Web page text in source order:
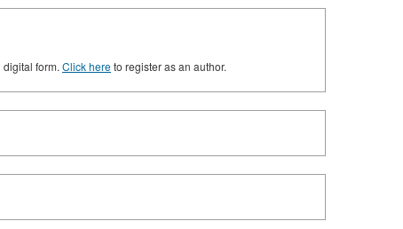
form. Click hereto register as an author.